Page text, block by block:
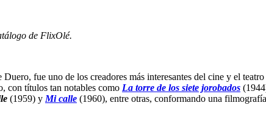
de FlixOlé.
fue uno de los creadores más interesantes del cine y el
con títulos tan notables como La torre de los siete jorobados
(1959) y Mi calle (1960), entre otras, conformando una